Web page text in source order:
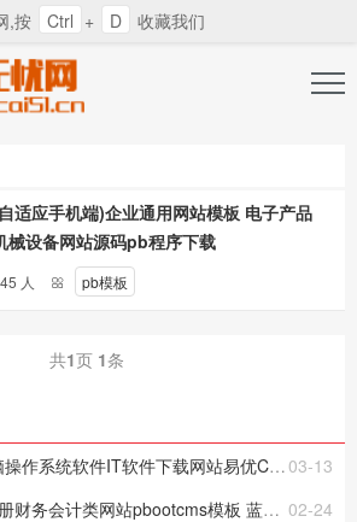
,按 Ctrl + D
收藏我们
信
适应手机端)企业通用网站模板 电子产品
械设备网站源码pb程序下载
人 pb模板
共1页 1条
03-13
统软件IT软件下载网站易优CMS模板下载
02-24
类网站pbootcms模板 蓝色律师公证网站源码下载